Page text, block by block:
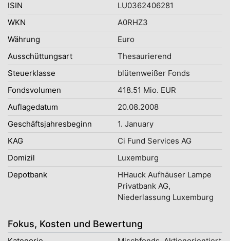
ISIN
LU0362406281
WKN
A0RHZ3
Währung
Euro
Ausschüttungsart
Thesaurierend
Steuerklasse
blütenweißer Fonds
Fondsvolumen
418.51 Mio. EUR
Auflagedatum
20.08.2008
Geschäftsjahresbeginn
1. January
KAG
Ci Fund Services AG
Domizil
Luxemburg
Depotbank
HHauck Aufhäuser Lampe
Privatbank AG,
Niederlassung Luxemburg
Fokus, Kosten und Bewertung